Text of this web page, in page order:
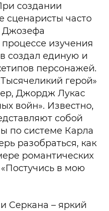
создании
сценаристы часто
Джозефа
изучения
создал единую и
персонажей.
герой»
Джордж Лукас
войн». Известно,
собой
по системе Карла
разобраться, как
романтических
в мою
Серкана – яркий